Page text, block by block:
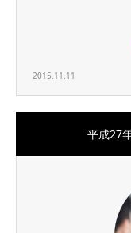
2015.11.11
平成27